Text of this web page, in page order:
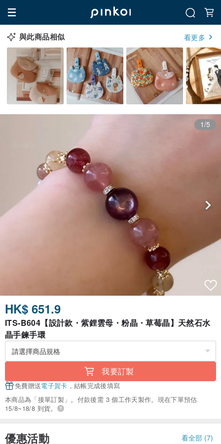
與此商品相似 看更多
1/5
HK$ 651.9
ITS-B604【設計款・紫鋰雲母・粉晶・草莓晶】天然石水
晶手鍊手環
我要訂製
免費贈送電子賀卡 ，結帳完成後填寫
本商品為「接單訂製」。付款後需 3 個工作天製作。現在下單預估
15/8~18/8 到貨。
優惠活動 看全部 (7)